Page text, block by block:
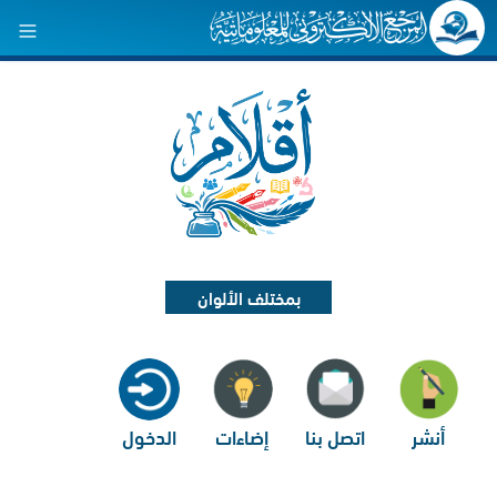
بمختلف الألوان
أنشر اتصل بنا إضاءات الدخول